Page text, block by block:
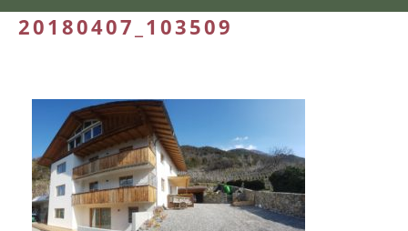
20180407_103509